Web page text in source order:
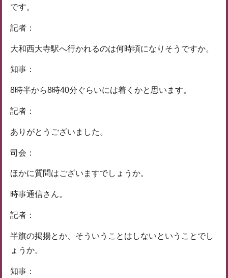
です。
記者：
大和西大寺駅へ行かれるのは何時頃になりそうですか。
知事：
8時半から8時40分ぐらいには着くかと思います。
記者：
ありがとうございました。
司会：
ほかに質問はございますでしょうか。
時事通信さん。
記者：
半旗の掲揚とか、そういうことはしないということでし
ょうか。
知事：